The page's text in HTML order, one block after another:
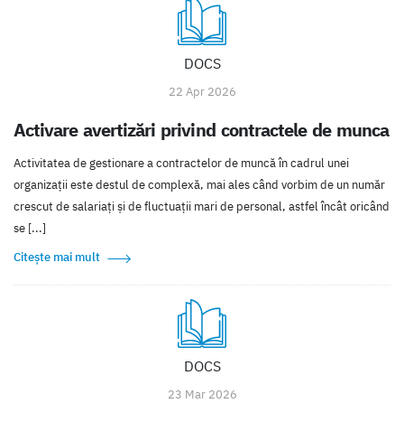
DOCS
22 Apr 2026
Activare avertizări privind contractele de munca
Activitatea de gestionare a contractelor de muncă în cadrul unei
organizații este destul de complexă, mai ales când vorbim de un număr
crescut de salariați și de fluctuații mari de personal, astfel încât oricând
se [...]
Citește mai mult
DOCS
23 Mar 2026